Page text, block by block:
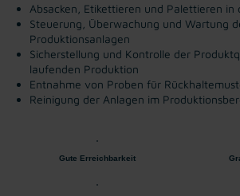
Absacken, Etikettieren und Palettieren in
Steuerung, Überwachung und Wartung
Produktionsanlagen
Sicherstellung und Kontrolle der
laufenden Produktion
Entnahme von Proben für
Reinigung der Anlagen im
Gute Erreichbarkeit